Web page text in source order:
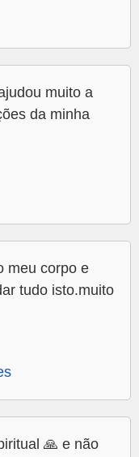
muito a
da minha
meu corpo e
tudo isto.muito
🙏 e não